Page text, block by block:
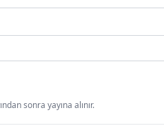
sonra yayına alınır.